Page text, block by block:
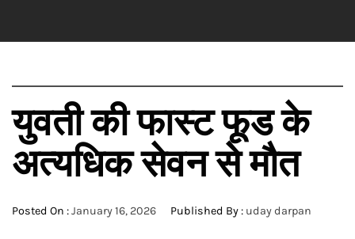
युवती की फास्ट फूड के
अत्यधिक सेवन से मौत
Posted On :January 16, 2026 Published By : uday darpan